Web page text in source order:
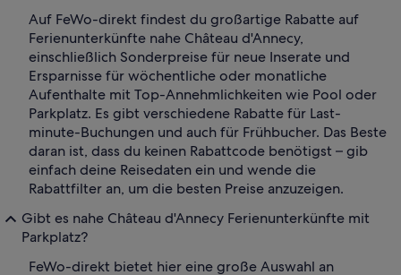
Auf FeWo-direkt findest du großartige Rabatte auf
Ferienunterkünfte nahe Château d'Annecy,
einschließlich Sonderpreise für neue Inserate und
Ersparnisse für wöchentliche oder monatliche
Aufenthalte mit Top-Annehmlichkeiten wie Pool oder
Parkplatz. Es gibt verschiedene Rabatte für Last-
minute-Buchungen und auch für Frühbucher. Das Beste
daran ist, dass du keinen Rabattcode benötigst – gib
einfach deine Reisedaten ein und wende die
Rabattfilter an, um die besten Preise anzuzeigen.
Gibt es nahe Château d'Annecy Ferienunterkünfte mit
Parkplatz?
FeWo-direkt bietet hier eine große Auswahl an